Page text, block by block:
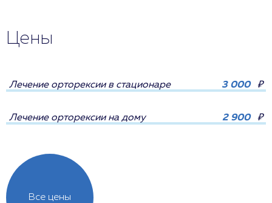
Цены
Все цены
Лечение орторексии в стационаре 3 000 ₽
Лечение орторексии на дому 2 900 ₽